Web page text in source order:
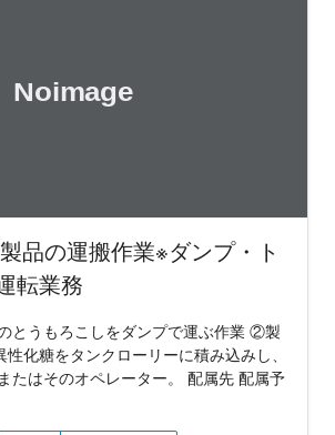
品の運搬作業※ダンプ・ト
転業務
とうもろこしをダンプで運ぶ作業 ②製
化糖をタンクローリーに積み込みし、
たはそのオペレーター。 配属先 配属予